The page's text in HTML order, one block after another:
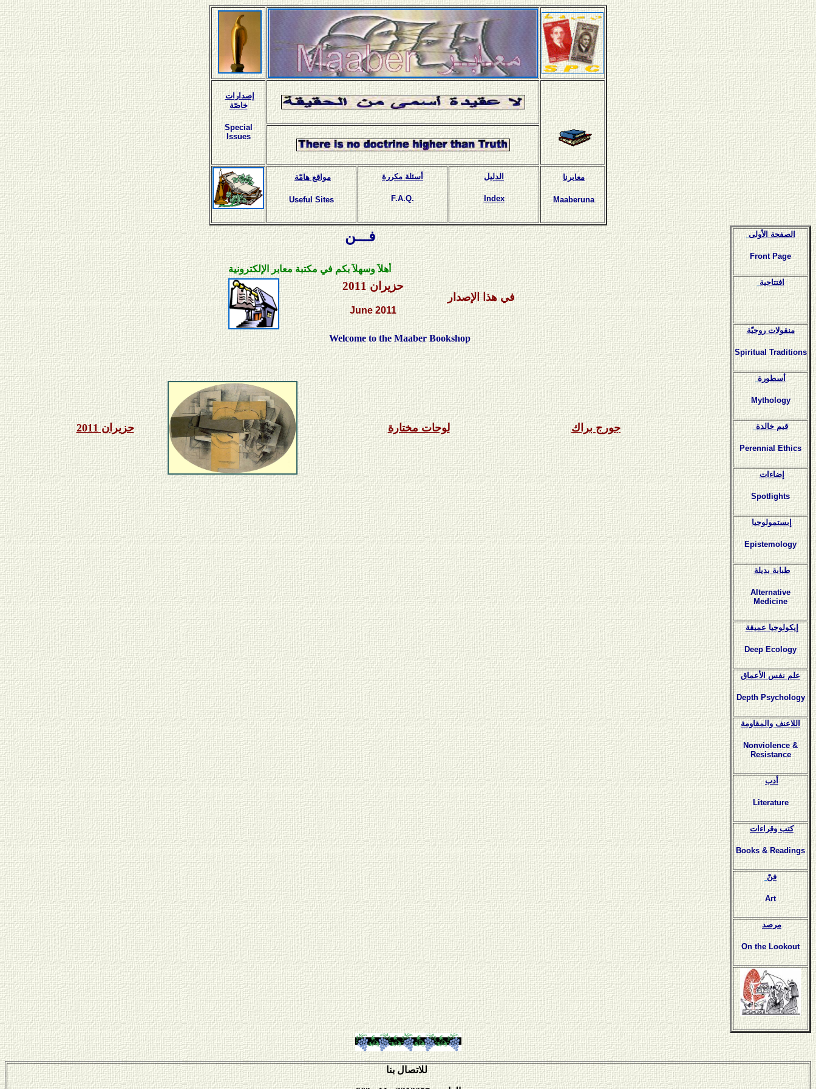
إصدارات
خاصّة
Special
Issues
مواقع هامّة
Useful Sites
أسئلة مكررة
F.A.Q.
الدليل
Index
معابرنا
Maaberuna
فـــن
أهلاَ وسهلاَ بكم في مكتبة معابر الإلكترونية
حزيران 2011
June2011
في هذا الإصدار
Welcome to the Maaber Bookshop
حزيران 2011 لوحات مختارة جورج براك
الصفحة الأولى
Front Page
افتتاحية
منقولات روحيّة
Spiritual Traditions
أسطورة
Mythology
قيم خالدة
Perennial Ethics
إضاءات
Spotlights
إبستمولوجيا
Epistemology
طبابة بديلة
Alternative
Medicine
إيكولوجيا عميقة
Deep Ecology
علم نفس الأعماق
Depth Psychology
اللاعنف والمقاومة
Nonviolence &
Resistance
أدب
Literature
كتب وقراءات
Books & Readings
فنّ
Art
مرصد
On the Lookout
للاتصال بنا